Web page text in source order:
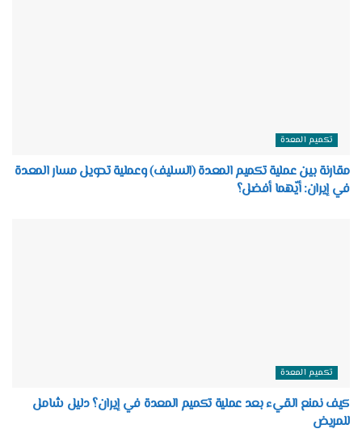
تكميم المعدة
مقارنة بين عملية تكميم المعدة (السليف) وعملية تحويل مسار المعدة
في إيران: أيّهما أفضل؟
تكميم المعدة
كيف نمنع القيء بعد عملية تكميم المعدة في إيران؟ دليل شامل
للمريض